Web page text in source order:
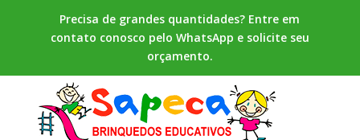
Precisa de grandes quantidades? Entre em
contato conosco pelo WhatsApp e solicite seu
orçamento.